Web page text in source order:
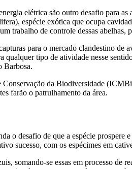
elétrica são outro desafio para
espécie exótica que ocupa
trabalho de controle dessas abelhas,
para o mercado clandestino de
qualquer tipo de atividade nesse
Barbosa.
da Biodiversidade
farão o patrulhamento da área.
o desafio de que a espécie
sucesso, com os espécimes em
somando-se essas em processo de